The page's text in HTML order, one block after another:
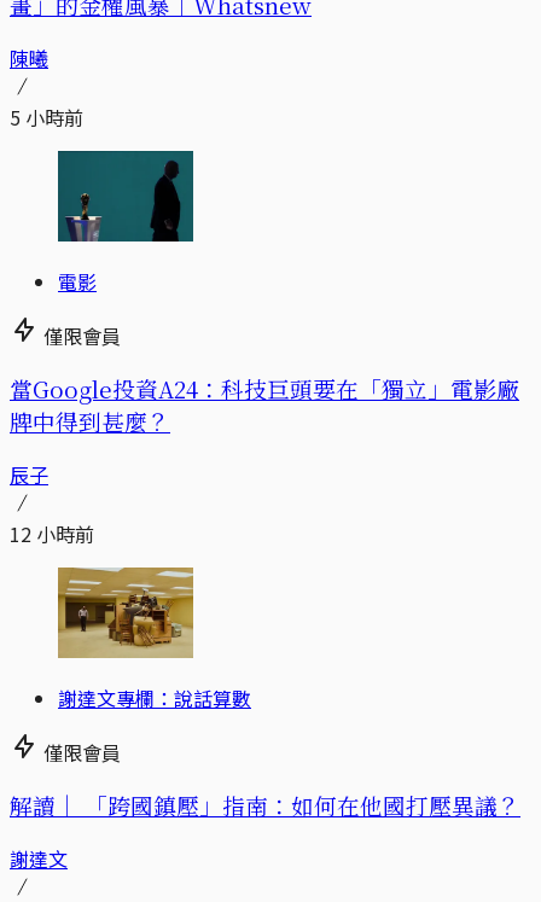
陳曦
5 小時前
電影
僅限會員
當Google投資A24：科技巨頭要在「獨立」電影廠
牌中得到甚麼？
辰子
12 小時前
謝達文專欄：說話算數
僅限會員
解讀｜ 「跨國鎮壓」指南：如何在他國打壓異議？
謝達文